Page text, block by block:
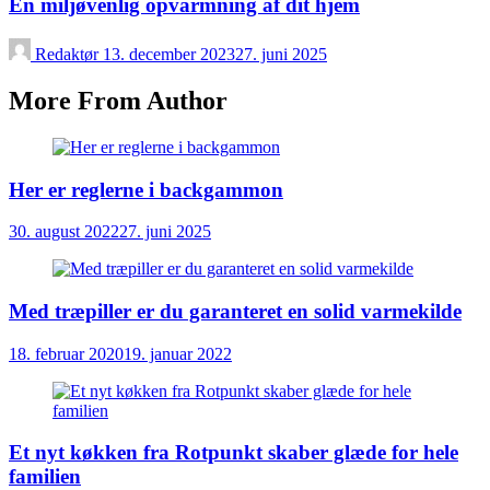
En miljøvenlig opvarmning af dit hjem
Redaktør 13. december 202327. juni 2025
More From Author
Her er reglerne i backgammon
30. august 202227. juni 2025
Med træpiller er du garanteret en solid varmekilde
18. februar 202019. januar 2022
Et nyt køkken fra Rotpunkt skaber glæde for hele
familien